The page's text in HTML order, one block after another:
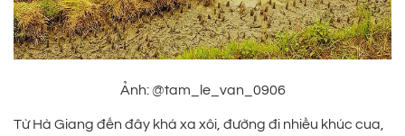
Ảnh: @tam_le_van_0906
Từ Hà Giang đến đây khá xa xôi, đường đi nhiều khúc cua,